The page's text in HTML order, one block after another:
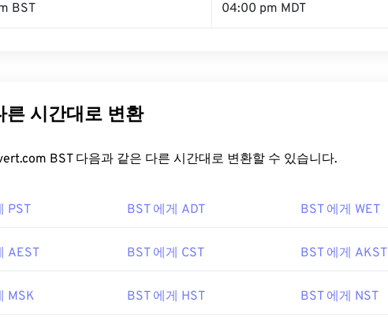
BST 04:00 pm MDT
른 시간대로 변환
BST 다음과 같은 다른 시간대로 변환할 수 있습니다.
PST BST 에게 ADT BST 에게 WET
AEST BST 에게 CST BST 에게 AKST
MSK BST 에게 HST BST 에게 NST